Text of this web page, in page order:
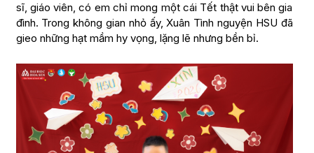
sĩ, giáo viên, có em chỉ mong một cái Tết thật vui bên gia
đình. Trong không gian nhỏ ấy, Xuân Tình nguyện HSU đã
gieo những hạt mầm hy vọng, lặng lẽ nhưng bền bỉ.